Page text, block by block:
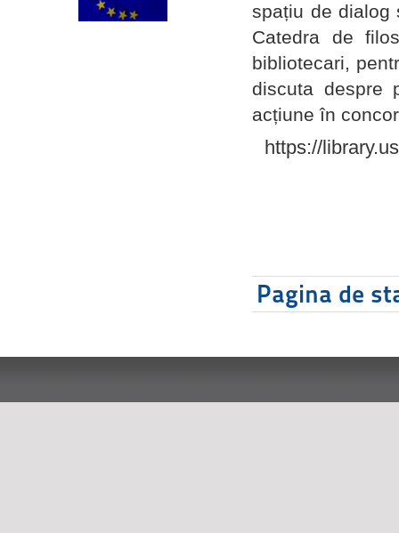
spațiu de dialog
Catedra de
bibliotecari,
discuta despre
acțiune în
https://
Pagina de